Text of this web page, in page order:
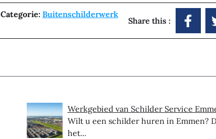
Categorie: Buitenschilderwerk
Share this :
Werkgebied van Schilder Service
Wilt u een schilder huren in Emmen?
het...